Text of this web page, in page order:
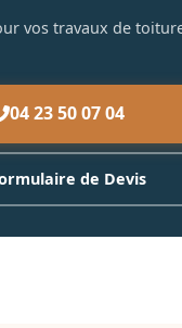
vos travaux de
04 23 50 07 04
de Devis